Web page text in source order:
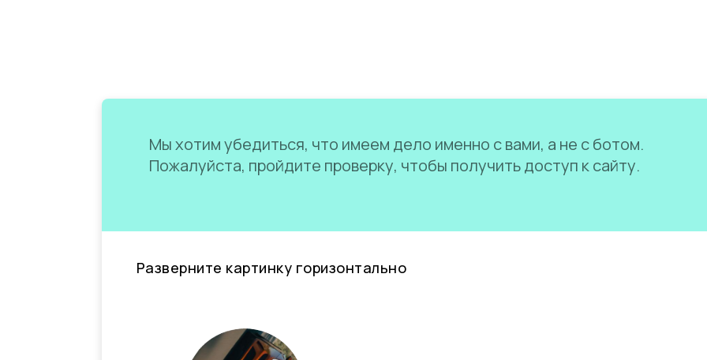
Мы хотим убедиться, что имеем дело именно с вами, а не с ботом.
Пожалуйста, пройдите проверку, чтобы получить доступ к сайту.
Разверните картинку горизонтально